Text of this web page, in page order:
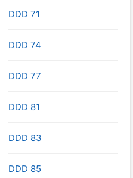
DDD 71
DDD 74
DDD 77
DDD 81
DDD 83
DDD 85